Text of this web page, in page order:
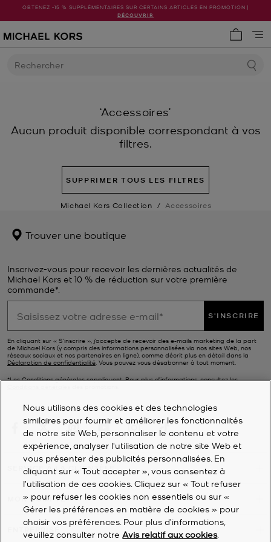
OBTENEZ -15 % SUPPLÉMENTAIRES SUR CERTAINS ARTICLES EN PROMOTION |
DÉCOUVRIR
Rechercher
‘Accessoires’
Aucun produit disponible correspondant à vos
filtres.
SUPPRIMER TOUS LES FILTRES
Michael Kors Collection / Accessoires
Trouver une boutique
Inscrivez-vous pour recevoir les dernières actualités de
Michael Kors et 10 % de réduction sur votre première
commande*.
S'INSCRIRE
En cliquant sur « S’inscrire », j’accepte de recevoir des e-mails marketing de la part
de Michael Kors (y compris des informations personnalisées via nos sites Web, nos
réseaux sociaux et nos partenaires en ligne), comme décrit plus en détail dans la
Déclaration de confidentialité. Vous pouvez vous désabonner à tout moment.
*Les Conditions générales sappliquent. Pour plus d’informations, consultez les
SERVICE À LA CLIENTÈLE
MON COMPTE
ENTREPRISE
Nous utilisons des cookies et des technologies
similaires pour fournir et améliorer les fonctionnalités
de notre site Web, personnaliser le contenu et votre
expérience, analyser l'utilisation de notre site Web et
vous présenter des publicités personnalisées. En
cliquant sur « Tout accepter », vous consentez à
l’utilisation de ces cookies. Cliquez sur « Tout refuser
» pour refuser les cookies non essentiels ou sur «
Gérer les préférences en matière de cookies » pour
choisir vos préférences. Pour plus d’informations,
veuillez consulter notreAvis relatif aux cookies.